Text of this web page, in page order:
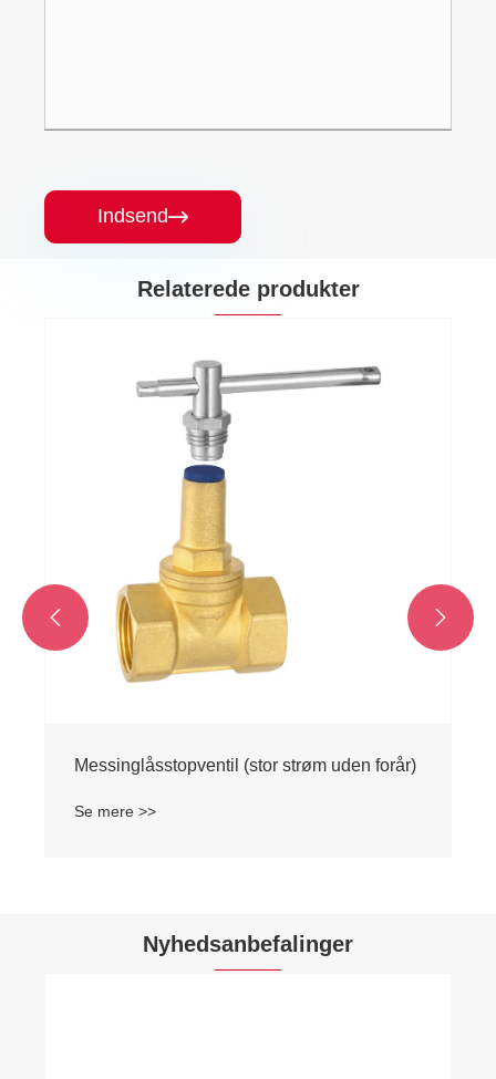
Indsend
Relaterede produkter
Messinglåsstopventil (stor strøm uden forår)
Se mere >>
 
Nyhedsanbefalinger